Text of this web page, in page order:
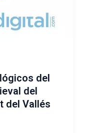
del
del
del Vallés